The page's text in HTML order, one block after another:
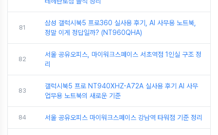
81
삼성 갤럭시북5 프로360 실사용 후기, AI 사무용 노트북,
정말 이게 정답일까? (NT960QHA)
82
서울 공유오피스, 마이워크스페이스 서초역점 1인실 구조 정
리
83
갤럭시북5 프로 NT940XHZ-A72A 실사용 후기 AI 사무
업무용 노트북의 새로운 기준
84 서울 공유오피스 마이워크스페이스 강남역 타워점 기준 정리